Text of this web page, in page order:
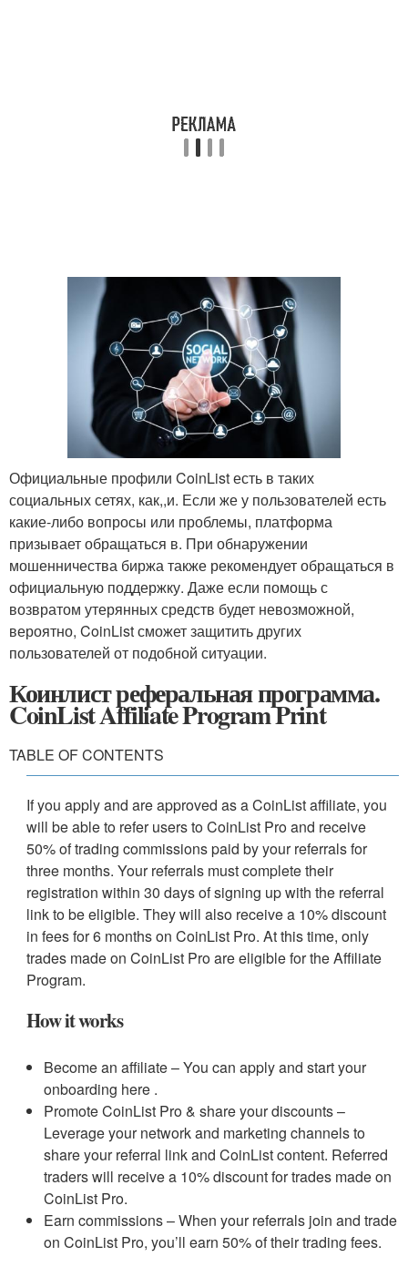
Официальные профили CoinList есть в таких
социальных сетях, как,,и. Если же у пользователей есть
какие-либо вопросы или проблемы, платформа
призывает обращаться в. При обнаружении
мошенничества биржа также рекомендует обращаться в
официальную поддержку. Даже если помощь с
возвратом утерянных средств будет невозможной,
вероятно, CoinList сможет защитить других
пользователей от подобной ситуации.
Коинлист реферальная программа.
CoinList Affiliate Program Print
TABLE OF CONTENTS
If you apply and are approved as a CoinList affiliate, you
will be able to refer users to CoinList Pro and receive
50% of trading commissions paid by your referrals for
three months. Your referrals must complete their
registration within 30 days of signing up with the referral
link to be eligible. They will also receive a 10% discount
in fees for 6 months on CoinList Pro. At this time, only
trades made on CoinList Pro are eligible for the Affiliate
Program.
How it works
Become an affiliate – You can apply and start your
onboarding here .
Promote CoinList Pro & share your discounts –
Leverage your network and marketing channels to
share your referral link and CoinList content. Referred
traders will receive a 10% discount for trades made on
CoinList Pro.
Earn commissions – When your referrals join and trade
on CoinList Pro, you’ll earn 50% of their trading fees.